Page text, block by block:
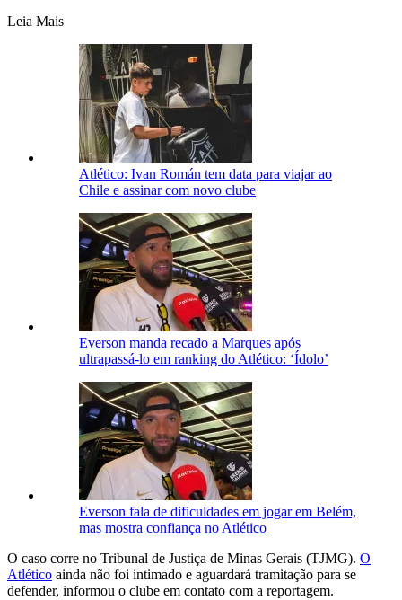
Leia Mais
Atlético: Ivan Román tem data para viajar ao
Chile e assinar com novo clube
Everson manda recado a Marques após
ultrapassá-lo em ranking do Atlético: ‘Ídolo’
Everson fala de dificuldades em jogar em Belém,
mas mostra confiança no Atlético
O caso corre no Tribunal de Justiça de Minas Gerais (TJMG). O
Atlético ainda não foi intimado e aguardará tramitação para se
defender, informou o clube em contato com a reportagem.